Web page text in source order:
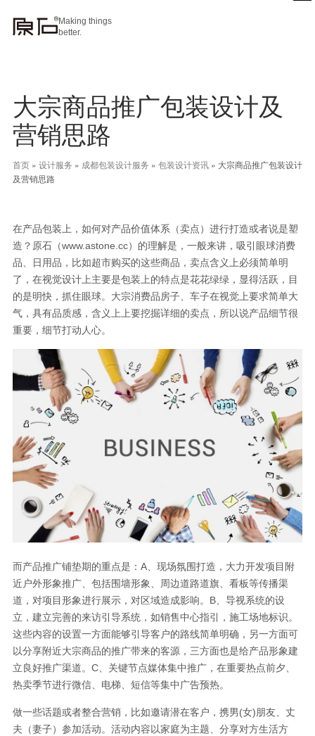
Making things
better.
大宗商品推广包装设计及
营销思路
首页 » 设计服务 » 成都包装设计服务 » 包装设计资讯 » 大宗商品推广包装设计
及营销思路
在产品包装上，如何对产品价值体系（卖点）进行打造或者说是塑
造？原石（www.astone.cc）的理解是，一般来讲，吸引眼球消费
品、日用品，比如超市购买的这些商品，卖点含义上必须简单明
了，在视觉设计上主要是包装上的特点是花花绿绿，显得活跃，目
的是明快，抓住眼球。大宗消费品房子、车子在视觉上要求简单大
气，具有品质感，含义上上要挖掘详细的卖点，所以说产品细节很
重要，细节打动人心。
而产品推广铺垫期的重点是：A、现场氛围打造，大力开发项目附
近户外形象推广、包括围墙形象、周边道路道旗、看板等传播渠
道，对项目形象进行展示，对区域造成影响。B、导视系统的设
立，建立完善的来访引导系统，如销售中心指引，施工场地标识。
这些内容的设置一方面能够引导客户的路线简单明确，另一方面可
以分享附近大宗商品的推广带来的客源，三方面也是给产品形象建
立良好推广渠道。C、关键节点媒体集中推广，在重要热点前夕、
热卖季节进行微信、电梯、短信等集中广告预热。
做一些话题或者整合营销，比如邀请潜在客户，携男(女)朋友、丈
夫（妻子）参加活动。活动内容以家庭为主题、分享对方生活方